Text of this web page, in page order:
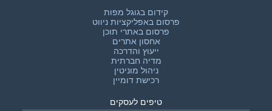
קידום בגוגל מפות
פרסום באפליקציות ניווט
פרסום באתרי תוכן
אחסון אתרים
ייעוץ והדרכה
מדיה חברתית
ניהול מוניטין
רכישת דומיין
טיפים לעסקים